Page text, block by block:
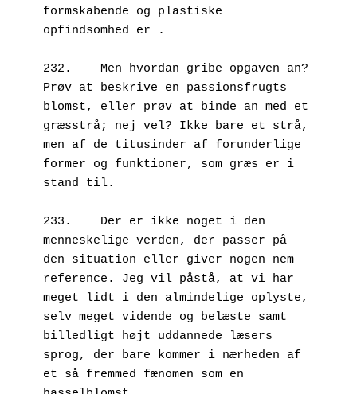
formskabende og plastiske
opfindsomhed er .
232.	Men hvordan gribe opgaven an?
Prøv at beskrive en passionsfrugts
blomst, eller prøv at binde an med et
græsstrå; nej vel? Ikke bare et strå,
men af de titusinder af forunderlige
former og funktioner, som græs er i
stand til.
233.	Der er ikke noget i den
menneskelige verden, der passer på
den situation eller giver nogen nem
reference. Jeg vil påstå, at vi har
meget lidt i den almindelige oplyste,
selv meget vidende og belæste samt
billedligt højt uddannede læsers
sprog, der bare kommer i nærheden af
et så fremmed fænomen som en